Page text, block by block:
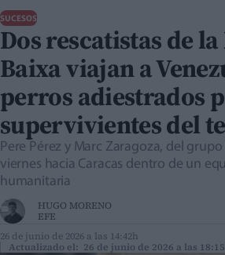
SUCESOS
Dos rescatistas de
Baixa viajan a
perros adiestrados
supervivientes del
Pere Pérez y Marc Zaragoza, del grupo
viernes hacia Caracas dentro de un
humanitaria
HUGO MORENO
EFE
26 de junio de 2026 a las 14:42h
Actualizado el: 26 de junio de 2026 a las